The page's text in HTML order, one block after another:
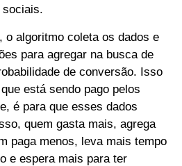
sociais.
o algoritmo coleta os dados e
para agregar na busca de
de conversão. Isso
está sendo pago pelos
é para que esses dados
quem gasta mais, agrega
paga menos, leva mais tempo
e espera mais para ter